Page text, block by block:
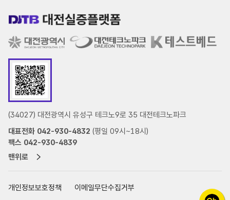
(34027) 대전광역시 유성구 테크노9로 35 대전테크노파크
대표전화 042-930-4832 (평일 09시~18시)
팩스 042-930-4839
맨위로
개인정보보호정책 이메일무단수집거부